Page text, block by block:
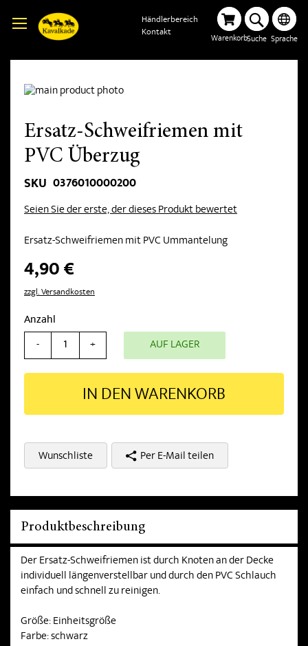
Händlerbereich
Kontakt
Sprache
WarenkorbSuche
Ersatz-Schweifriemen mit
PVC Überzug
SKU 0376010000200
Seien Sie der erste, der dieses Produkt bewertet
Ersatz-Schweifriemen mit PVC Ummantelung
4,90 €
zzgl. Versandkosten
Anzahl
- + AUF LAGER
IN DEN WARENKORB
Wunschliste Per E-Mail teilen
Produktbeschreibung
Der Ersatz-Schweifriemen ist durch Knoten an der Decke
individuell längenverstellbar und durch den PVC Schlauch
einfach und schnell zu reinigen.
Größe: Einheitsgröße
Farbe: schwarz